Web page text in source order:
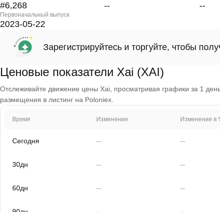
#6,268 -- --
Первоначальный выпуск
2023-05-22
Зарегистрируйтесь и торгуйте, чтобы
Ценовые показатели Xai (XAI)
Отслеживайте движение цены Xai, просматривая графики за 1
размещения в листинг на Poloniex.
Время Изменение Изменение в
Сегодня -- --
30дн -- --
60дн -- --